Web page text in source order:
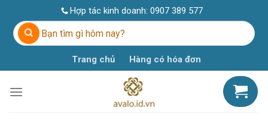
content
Hợp tác kinh doanh: 0907 389 577
Tìm
kiếm:
Trang chủ Hàng có hóa đơn